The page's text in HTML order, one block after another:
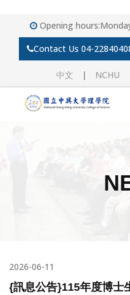
Opening
Contact Us04-
中文 | NCHU
2026-06-11
{訊息公告}115年度博士